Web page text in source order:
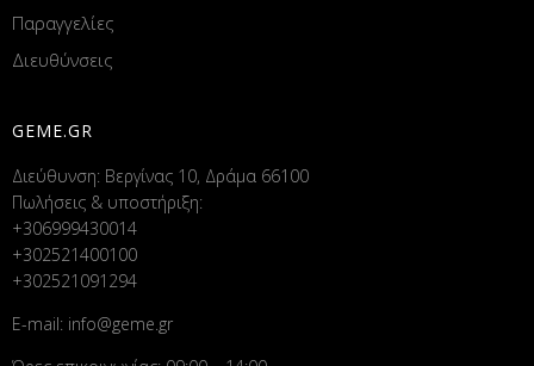
Παραγγελίες
Διευθύνσεις
GEME.GR
Διεύθυνση: Βεργίνας 10, Δράμα 66100
Πωλήσεις & υποστήριξη:
+306999430014
+302521400100
+302521091294
E-mail: info@geme.gr